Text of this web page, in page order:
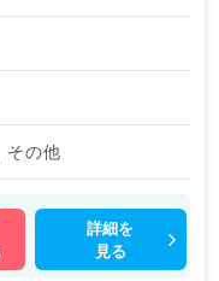
その他
詳細を
見る